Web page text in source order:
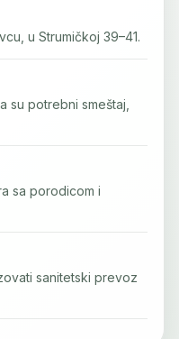
u Strumičkoj 39–41.
su potrebni smeštaj,
sa porodicom i
sanitetski prevoz